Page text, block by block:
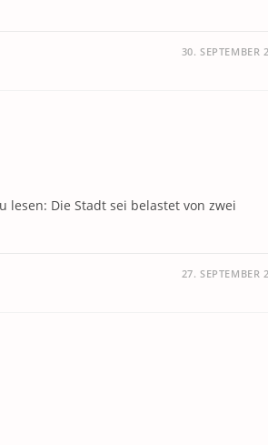
30. SEPTEMBER
lesen: Die Stadt sei belastet von zwei
27. SEPTEMBER